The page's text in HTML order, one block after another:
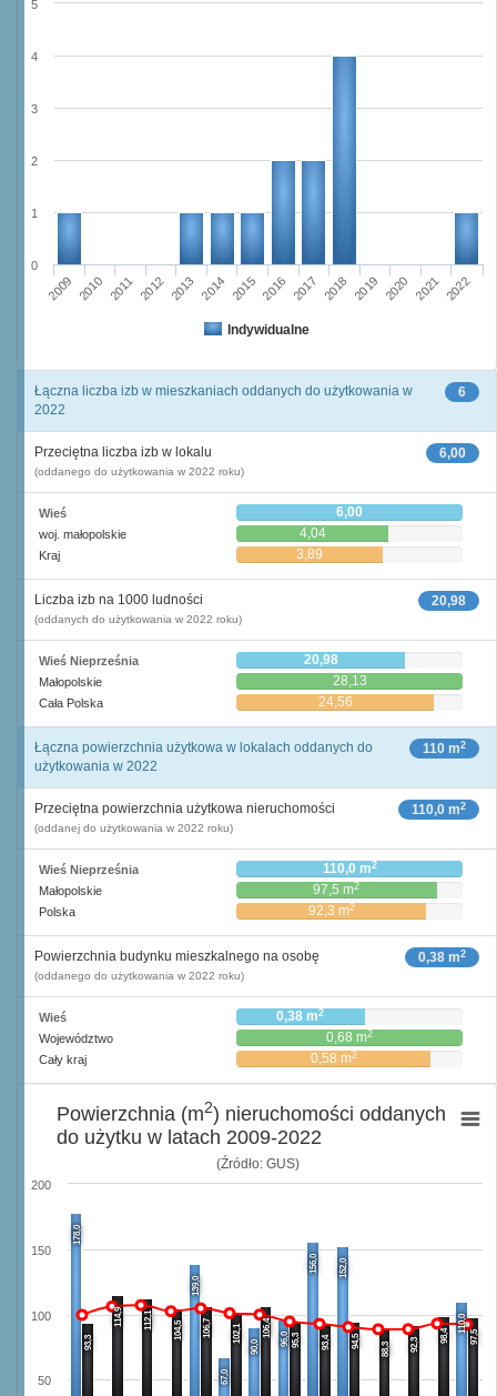
Indywidualne
2009 2010 2011 2012 2013 2014 2015 2016 2017 2018 2019 2020 2021 2022
0
1
2
3
4
5
6
Łączna liczba izb w mieszkaniach oddanych do użytkowania w
2022
6,00
Przeciętna liczba izb w lokalu
(oddanego do użytkowania w 2022 roku)
Wieś 6,00
woj. małopolskie 4,04
Kraj 3,89
20,98
Liczba izb na 1000 ludności
(oddanych do użytkowania w 2022 roku)
Wieś Nieprześnia 20,98
Małopolskie 28,13
Cała Polska 24,56
110 m2
Łączna powierzchnia użytkowa w lokalach oddanych do
użytkowania w 2022
110,0 m2
Przeciętna powierzchnia użytkowa nieruchomości
(oddanej do użytkowania w 2022 roku)
Wieś Nieprześnia 110,0 m2
Małopolskie 97,5 m2
Polska 92,3 m2
0,38 m2
Powierzchnia budynku mieszkalnego na osobę
(oddanego do użytkowania w 2022 roku)
Wieś 0,38 m2
Województwo 0,68 m2
Cały kraj 0,58 m2
(Źródło: GUS)
178,0
139,0
67,0
90,0 96,0
156,0 152,0
110,0
93,3
114,9 112,1 104,5 106,7 102,1 106,4
95,3 93,4 94,5 88,3 92,3
98,4 97,5
50
100
150
200
Powierzchnia (m2) nieruchomości oddanych
do użytku w latach 2009-2022